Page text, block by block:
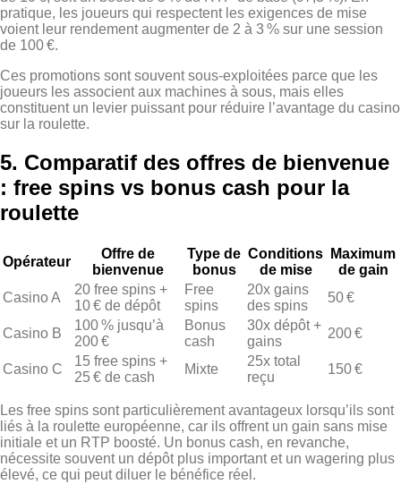
pratique, les joueurs qui respectent les exigences de mise
voient leur rendement augmenter de 2 à 3 % sur une session
de 100 €.
Ces promotions sont souvent sous‑exploitées parce que les
joueurs les associent aux machines à sous, mais elles
constituent un levier puissant pour réduire l’avantage du casino
sur la roulette.
5. Comparatif des offres de bienvenue
: free spins vs bonus cash pour la
roulette
Opérateur
Offre de
bienvenue
Type de
bonus
Conditions
de mise
Maximum
de gain
Casino A
20 free spins +
10 € de dépôt
Free
spins
20x gains
des spins
50 €
Casino B
100 % jusqu’à
200 €
Bonus
cash
30x dépôt +
gains
200 €
Casino C
15 free spins +
25 € de cash
Mixte
25x total
reçu
150 €
Les free spins sont particulièrement avantageux lorsqu’ils sont
liés à la roulette européenne, car ils offrent un gain sans mise
initiale et un RTP boosté. Un bonus cash, en revanche,
nécessite souvent un dépôt plus important et un wagering plus
élevé, ce qui peut diluer le bénéfice réel.